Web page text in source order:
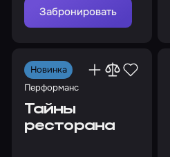
Забронировать
Новинка
Перформанс
Тайны
ресторана